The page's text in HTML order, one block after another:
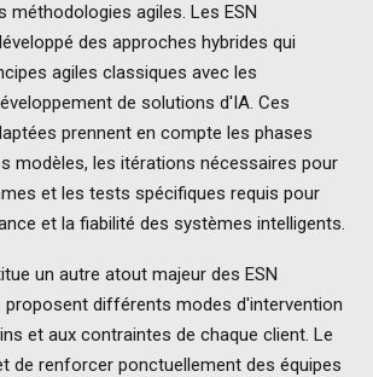
méthodologies agiles. Les ESN
des approches hybrides qui
agiles classiques avec les
de solutions d'IA. Ces
prennent en compte les phases
modèles, les itérations nécessaires pour
et les tests spécifiques requis pour
et la fiabilité des systèmes intelligents.
un autre atout majeur des ESN
proposent différents modes d'intervention
et aux contraintes de chaque client. Le
de renforcer ponctuellement des équipes